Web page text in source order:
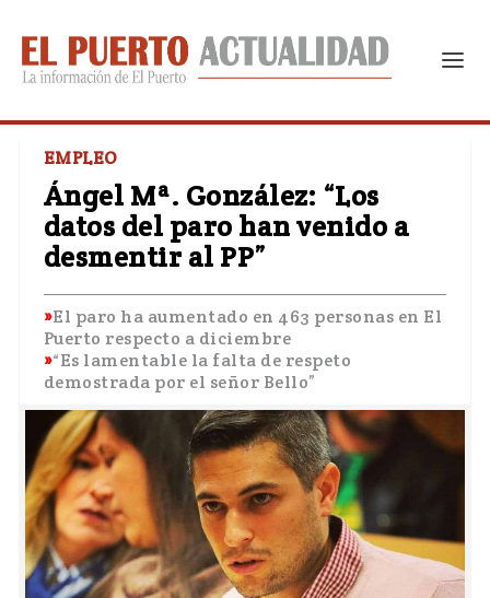
EMPLEO
Ángel Mª. González: “Los
datos del paro han venido a
desmentir al PP”
El paro ha aumentado en 463 personas en El
Puerto respecto a diciembre
“Es lamentable la falta de respeto
demostrada por el señor Bello”